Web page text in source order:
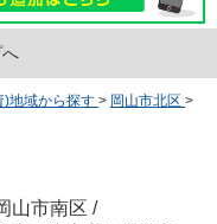
)地域から探す > 岡山市北区 >
山市南区 /